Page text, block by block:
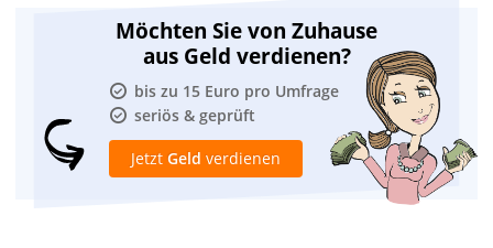
Möchten Sie von Zuhause
aus Geld verdienen?
bis zu 15 Euro pro Umfrage
seriös & geprüft
Jetzt Geld verdienen